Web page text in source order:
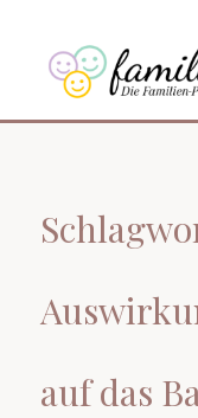
auf das